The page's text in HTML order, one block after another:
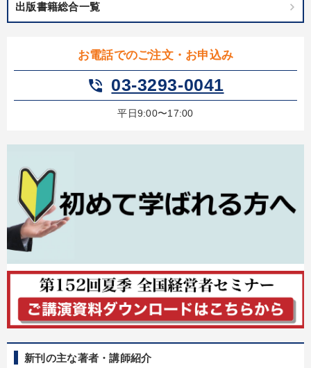
出版書籍総合一覧
お電話でのご注文・お申込み
phone_in_talk 03-3293-0041
平日9:00〜17:00
新刊の主な著者・講師紹介